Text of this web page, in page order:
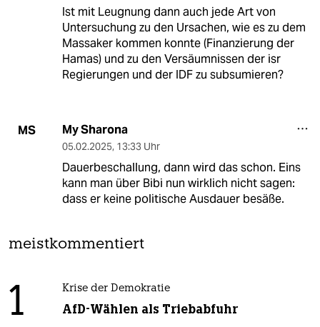
Ist mit Leugnung dann auch jede Art von
Untersuchung zu den Ursachen, wie es zu dem
Massaker kommen konnte (Finanzierung der
Hamas) und zu den Versäumnissen der isr
Regierungen und der IDF zu subsumieren?
MS My Sharona
05.02.2025, 13:33 Uhr
Dauerbeschallung, dann wird das schon. Eins
kann man über Bibi nun wirklich nicht sagen:
dass er keine politische Ausdauer besäße.
meistkommentiert
1 Krise der Demokratie
AfD-Wählen als Triebabfuhr